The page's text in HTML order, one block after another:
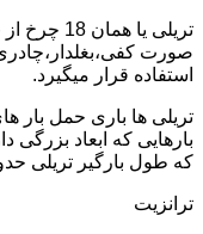
تریلی یا
صورت
استفاده قرار میگیرد.
بارهایی که ابعاد بزرگی
که طول بارگیر تریلی حدودا 12.5 متر
ترانزیت